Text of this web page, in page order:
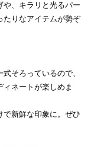
や、キラリと光るパー
たりなアイテムが勢ぞ
そろっているので、
ネートが楽しめま
で新鮮な印象に。ぜひ